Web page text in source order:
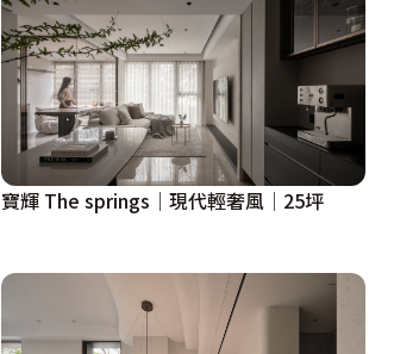
寶輝 The springs│現代輕奢風│25坪